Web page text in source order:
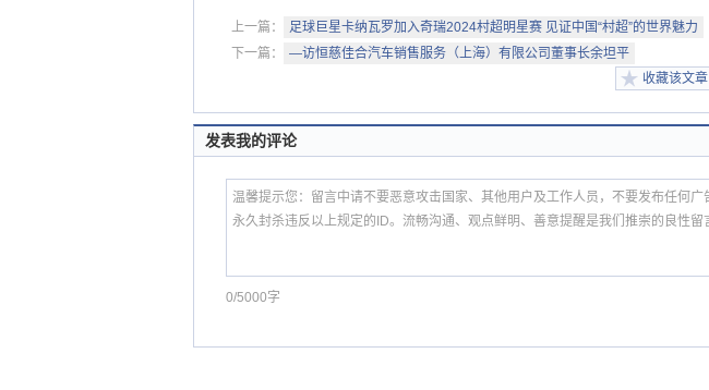
上一篇：
足球巨星卡纳瓦罗加入奇瑞2024村超明星赛 见证中国“村超”的世界魅力
下一篇：
—访恒慈佳合汽车销售服务（上海）有限公司董事长余坦平
收藏该文章
发表我的评论
0/5000字